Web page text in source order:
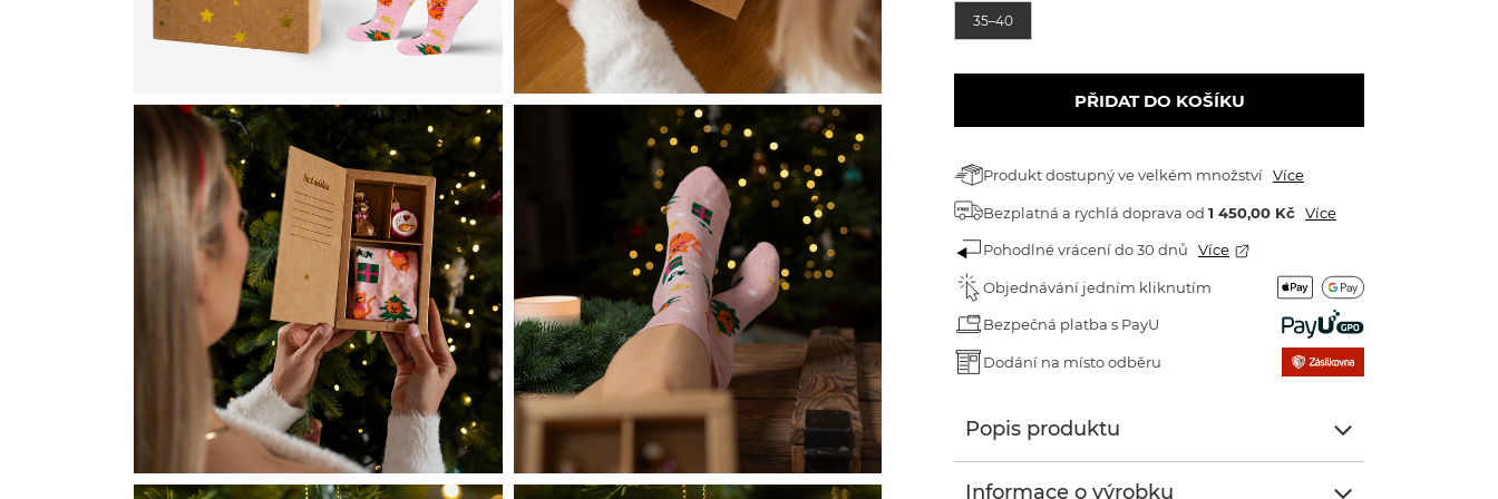
Dárek ke dni dětí
Dárek k narozeninám
Dárek na Velikonoce
Dárek na Valentýna
Vánoční dárky
35–40
PŘIDAT DO KOŠÍKU
Produkt dostupný ve velkém množství Více
Bezplatná a rychlá doprava od1 450,00 Kč Více
Pohodlné vrácení do 30 dnů Více
Objednávání jedním kliknutím
Bezpečná platba s PayU
Dodání na místo odběru
Popis produktu
Informace o výrobku